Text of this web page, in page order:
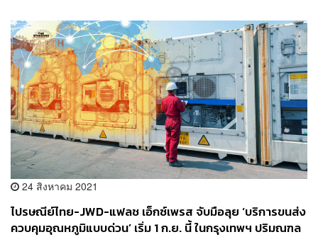
24 สิงหาคม 2021
ไปรษณีย์ไทย-JWD-แฟลช เอ็กซ์เพรส จับมือลุย ‘บริการขนส่ง
ควบคุมอุณหภูมิแบบด่วน’ เริ่ม 1 ก.ย. นี้ ในกรุงเทพฯ ปริมณฑล